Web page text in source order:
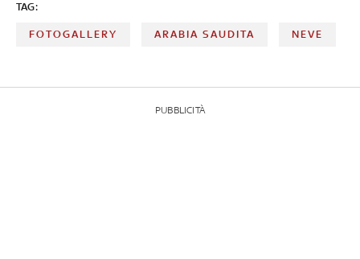
TAG:
FOTOGALLERY ARABIA SAUDITA NEVE
PUBBLICITÀ